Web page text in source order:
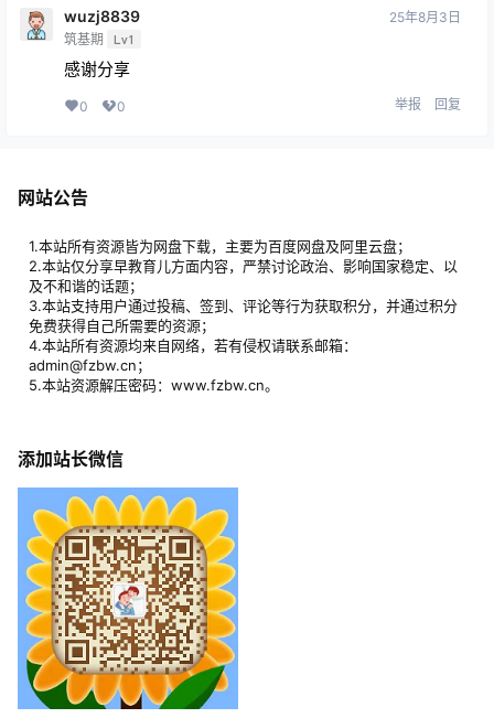
wuzj8839
筑基期 Lv1
25年8月3日
感谢分享
0 0 举报 回复
网站公告
1.本站所有资源皆为网盘下载，主要为百度网盘及阿里云盘；
2.本站仅分享早教育儿方面内容，严禁讨论政治、影响国家稳定、以
及不和谐的话题；
3.本站支持用户通过投稿、签到、评论等行为获取积分，并通过积分
免费获得自己所需要的资源；
4.本站所有资源均来自网络，若有侵权请联系邮箱：
admin@fzbw.cn；
5.本站资源解压密码：www.fzbw.cn。
添加站长微信